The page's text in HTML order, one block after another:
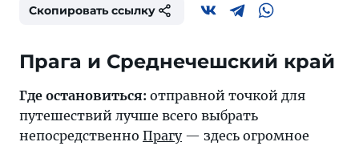
Скопировать ссылку
Прага и Среднечешский край
Где остановиться: отправной точкой для
путешествий лучше всего выбрать
непосредственно Прагу— здесь огромное